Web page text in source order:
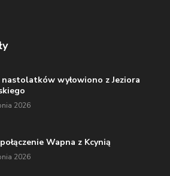
wyłowiono z Jeziora
2026
Wapna z Kcynią
2026